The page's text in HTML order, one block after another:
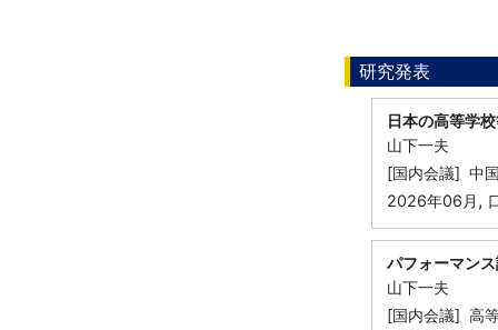
研究発表
日本の高等学
山下一夫
[国内会議] 中
2026年06月 ,
パフォーマン
山下一夫
[国内会議] 高